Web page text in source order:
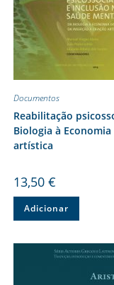
Documentos
Reabilitação
Biologia à
artística
13,50 €
Adicionar